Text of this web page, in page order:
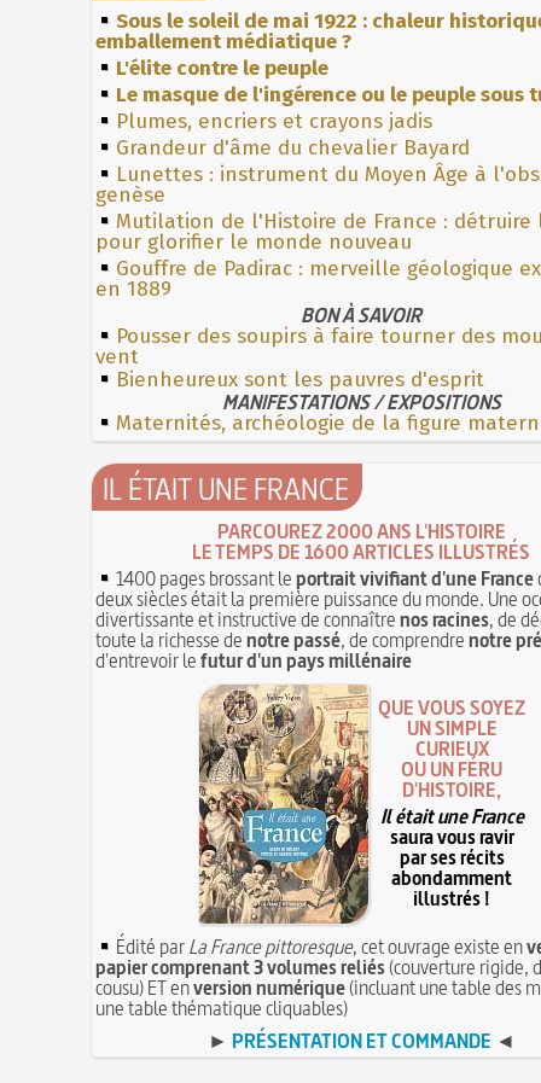
Sous le soleil de mai 1922 : chaleur
emballement médiatique ?
L'élite contre le peuple
Le masque de l'ingérence ou le peuple sous
Plumes, encriers et crayons jadis
Grandeur d'âme du chevalier Bayard
Lunettes : instrument du Moyen Âge à
genèse
Mutilation de l'Histoire de France : détruire
pour glorifier le monde nouveau
Gouffre de Padirac : merveille géologique
en 1889
BON À SAVOIR
Pousser des soupirs à faire tourner des
vent
Bienheureux sont les pauvres d'esprit
MANIFESTATIONS / EXPOSITIONS
Maternités, archéologie de la figure
IL ÉTAIT UNE FRANCE
PARCOUREZ 2000 ANS L'HISTOIRE
LE TEMPS DE 1600 ARTICLES ILLUSTRÉS
1400 pages brossant leportrait vivifiant d'une France
deux siècles était la première puissance du monde. Une
divertissante et instructive de connaîtrenos racines, de
toute la richesse denotre passé, de comprendrenotre
d'entrevoir lefutur d'un pays millénaire
QUE VOUS SOYEZ
UN SIMPLE
CURIEUX
OU UN FÉRU
D'HISTOIRE,
Il était une France
saura vous ravir
par ses récits
abondamment
illustrés !
Édité parLa France pittoresque, cet ouvrage existe en
papier comprenant 3 volumes reliés(couverture rigide,
cousu) ET enversion numérique(incluant une table des
une table thématique cliquables)
► PRÉSENTATION ET COMMANDE ◄